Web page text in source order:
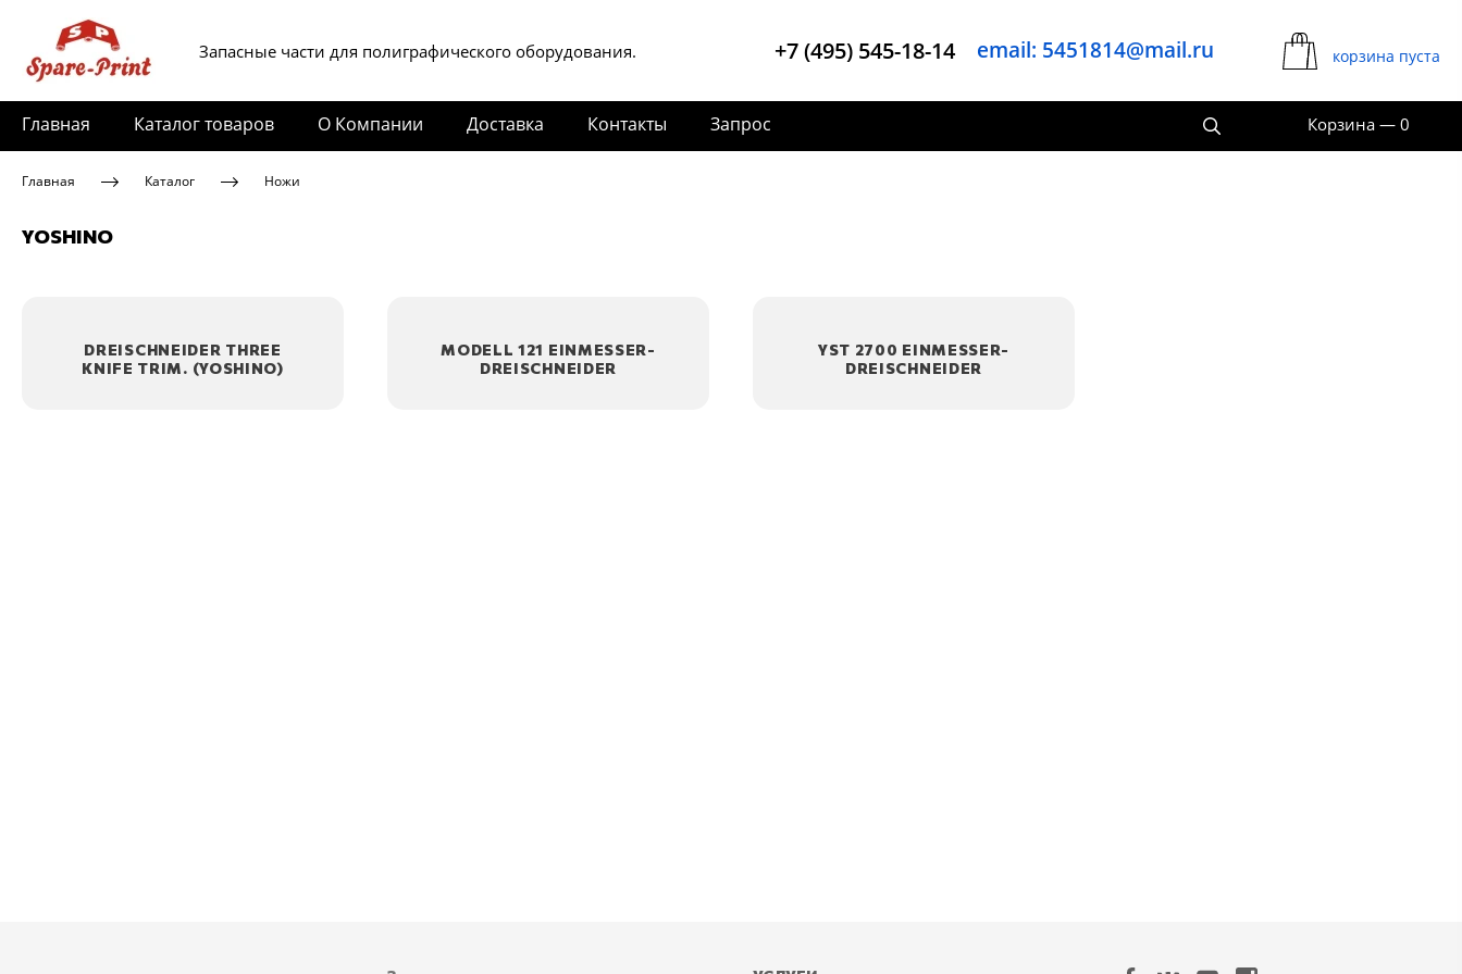
Запасные части для полиграфического оборудования. +7 (495) 545-18-14 email: 5451814@mail.ru корзина пуста
Главная Каталог товаров О Компании Доставка Контакты Запрос Корзина — 0
Главная Каталог Ножи
YOSHINO
DREISCHNEIDER THREE
KNIFE TRIM. (YOSHINO)
MODELL 121 EINMESSER-
DREISCHNEIDER
YST 2700 EINMESSER-
DREISCHNEIDER